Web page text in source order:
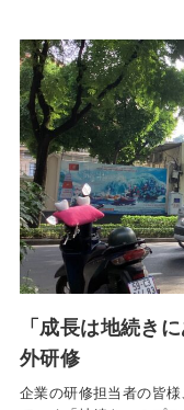
「成長は地続き
外研修
企業の研修担当者の皆